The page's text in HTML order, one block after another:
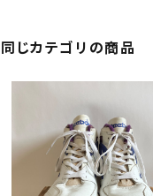
同じカテゴリの商品